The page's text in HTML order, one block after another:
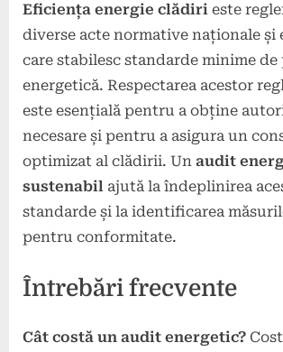
Eficiența energie clădiri este
diverse acte normative naționale și
care stabilesc standarde minime
energetică. Respectarea acestor
este esențială pentru a obține
necesare și pentru a asigura un
optimizat al clădirii. Un audit
sustenabil ajută la îndeplinirea
standarde și la identificarea
pentru conformitate.
Întrebări frecvente
Cât costă un audit energetic?